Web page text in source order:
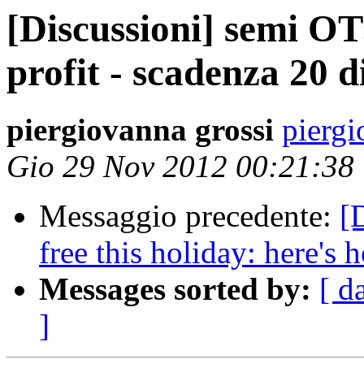
[Discussioni] semi
profit - scadenza 20
piergiovanna grossi
Gio 29 Nov 2012 00:21:38
Messaggio precedente:
free this holiday: here's
Messages sorted by: [
]